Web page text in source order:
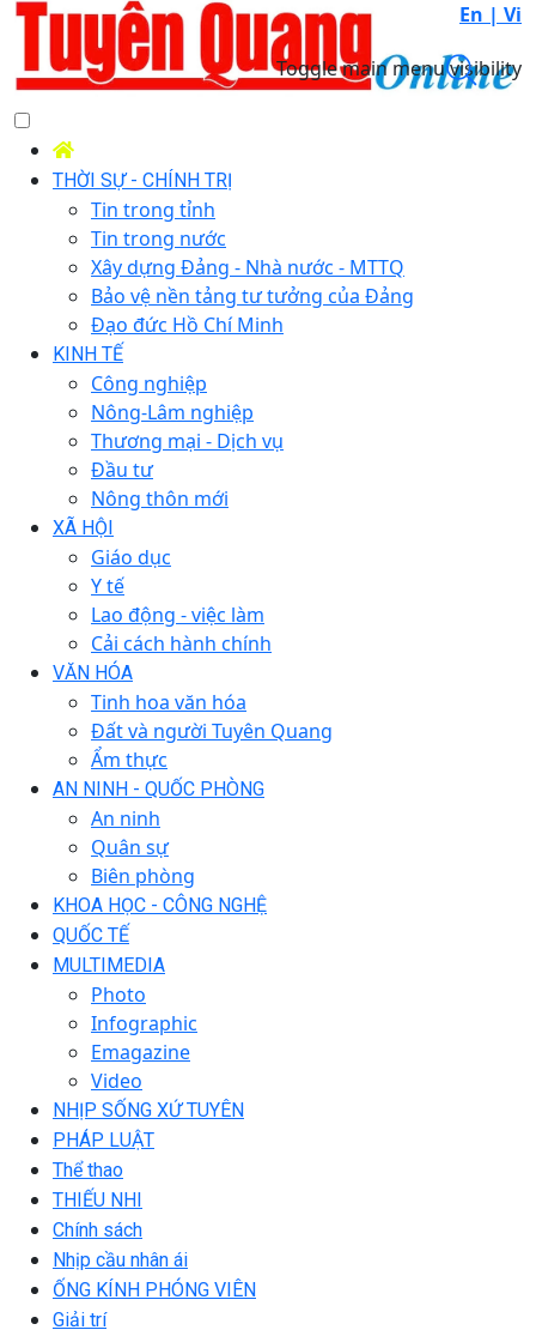
En | Vi
Toggle main menu visibility
THỜI SỰ - CHÍNH TRỊ
Tin trong tỉnh
Tin trong nước
Xây dựng Đảng - Nhà nước - MTTQ
Bảo vệ nền tảng tư tưởng của Đảng
Đạo đức Hồ Chí Minh
KINH TẾ
Công nghiệp
Nông-Lâm nghiệp
Thương mại - Dịch vụ
Đầu tư
Nông thôn mới
XÃ HỘI
Giáo dục
Y tế
Lao động - việc làm
Cải cách hành chính
VĂN HÓA
Tinh hoa văn hóa
Đất và người Tuyên Quang
Ẩm thực
AN NINH - QUỐC PHÒNG
An ninh
Quân sự
Biên phòng
KHOA HỌC - CÔNG NGHỆ
QUỐC TẾ
MULTIMEDIA
Photo
Infographic
Emagazine
Video
NHỊP SỐNG XỨ TUYÊN
PHÁP LUẬT
Thể thao
THIẾU NHI
Chính sách
Nhịp cầu nhân ái
ỐNG KÍNH PHÓNG VIÊN
Giải trí